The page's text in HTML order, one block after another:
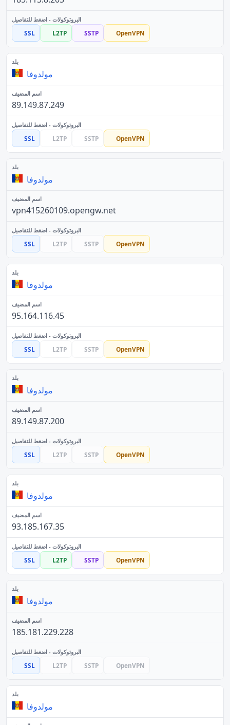
SSL L2TP SSTP OpenVPN
مولدوفا
89.149.87.249
SSL L2TP SSTP OpenVPN
مولدوفا
vpn415260109.opengw.net
SSL L2TP SSTP OpenVPN
مولدوفا
95.164.116.45
SSL L2TP SSTP OpenVPN
مولدوفا
89.149.87.200
SSL L2TP SSTP OpenVPN
مولدوفا
93.185.167.35
SSL L2TP SSTP OpenVPN
مولدوفا
185.181.229.228
SSL L2TP SSTP OpenVPN
مولدوفا